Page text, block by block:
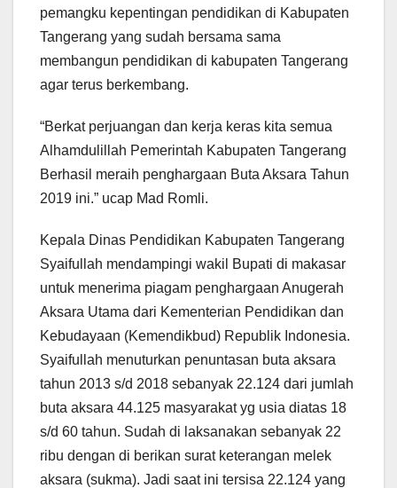
pemangku kepentingan pendidikan di Kabupaten
Tangerang yang sudah bersama sama
membangun pendidikan di kabupaten Tangerang
agar terus berkembang.
“Berkat perjuangan dan kerja keras kita semua
Alhamdulillah Pemerintah Kabupaten Tangerang
Berhasil meraih penghargaan Buta Aksara Tahun
2019 ini.” ucap Mad Romli.
Kepala Dinas Pendidikan Kabupaten Tangerang
Syaifullah mendampingi wakil Bupati di makasar
untuk menerima piagam penghargaan Anugerah
Aksara Utama dari Kementerian Pendidikan dan
Kebudayaan (Kemendikbud) Republik Indonesia.
Syaifullah menuturkan penuntasan buta aksara
tahun 2013 s/d 2018 sebanyak 22.124 dari jumlah
buta aksara 44.125 masyarakat yg usia diatas 18
s/d 60 tahun. Sudah di laksanakan sebanyak 22
ribu dengan di berikan surat keterangan melek
aksara (sukma). Jadi saat ini tersisa 22.124 yang